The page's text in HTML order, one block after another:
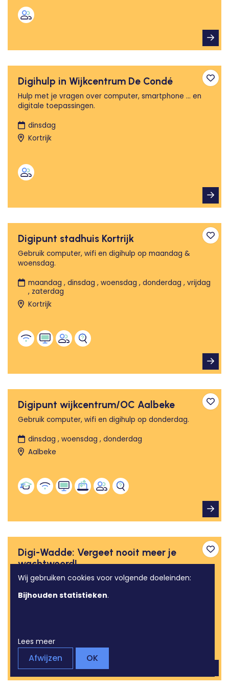
Digihulp in Wijkcentrum De Condé
Hulp met je vragen over computer, smartphone ... en
digitale toepassingen.
dinsdag
Kortrijk
Digipunt stadhuis Kortrijk
Gebruik computer, wifi en digihulp op maandag &
woensdag.
maandag , dinsdag , woensdag , donderdag , vrijdag
, zaterdag
Kortrijk
Digipunt wijkcentrum/OC Aalbeke
Gebruik computer, wifi en digihulp op donderdag.
dinsdag , woensdag , donderdag
Aalbeke
Digi-Wadde: Vergeet nooit meer je
wachtwoord!
Opleiding
08/09/2026
Wij gebruiken cookies voor volgende doeleinden:
Bijhouden statistieken.
Lees meer
Afwijzen OK